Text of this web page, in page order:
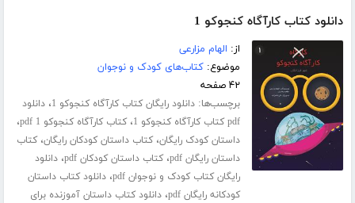
دانلود کتاب کارآگاه کنجوکو 1
از: الهام مزارعی
موضوع:کتاب‌های کودک و نوجوان
۴۲ صفحه
برچسب‌ها:دانلود رایگان کتاب کارآگاه کنجوکو 1 ،دانلود
pdf کتاب کارآگاه کنجوکو 1
،کتاب کارآگاه کنجوکو 1 pdf ،
داستان کودک رایگان،کتاب داستان کودکان رایگان،کتاب
داستان رایگان pdf
،کتاب داستان کودکان pdf ،دانلود
رایگان کتاب کودک و نوجوان pdf
،دانلود کتاب داستان
کودکانه رایگان pdf
،دانلود کتاب داستان آموزنده برای